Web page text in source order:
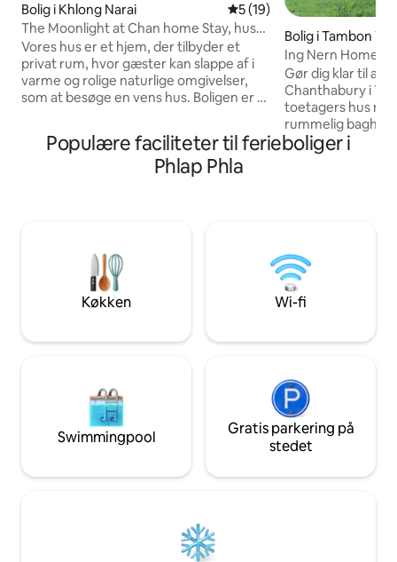
Bolig i Khlong Narai 5 ud af 5 i gennemsnitlig
5 (19)
The Moonlight at Chan home Stay, hus
ved kanalen
Vores hus er et hjem, der tilbyder et
privat rum, hvor gæster kan slappe af i
varme og rolige naturlige omgivelser,
som at besøge en vens hus. Boligen er et
komfortabel kingsize-seng, et privat
badeværelse, et vådt-tørt område og 1
stue med en sovesofa. Både
soveværelset og stuen har bjergudsigt,
Boligen har et ladestik til elbiler og
lufthavnsafhentning og -aflevering
(yderligere gebyrer gælder, forhør dig
på forhånd).
Bolig i Tambon
Ing Nern
Thailand
Gør dig klar til at
Chanthabury i
toetagers hus
rummelig
central og ligger
attraktioner og
traditionelle
forlænge vores
oplevelse
Populære faciliteter til ferieboliger i
Phlap Phla
Køkken Wi-fi
Swimmingpool
Gratis parkering på
stedet